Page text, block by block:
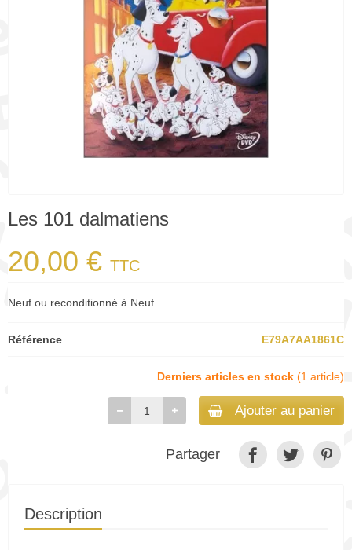
Les 101 dalmatiens
20,00 € TTC
Neuf ou reconditionné à Neuf
Référence E79A7AA1861C
Derniers articles en stock (1 article)
Ajouter au panier
Partager
Description